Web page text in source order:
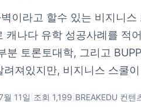
이라고 할수 있는 비지니
캐나다 유학 성공사례를 적
분 토론토대학, 그리고
려져있지만, 비지니스 스쿨
월 11일 조회 1,199 BREAKEDU 컨텐